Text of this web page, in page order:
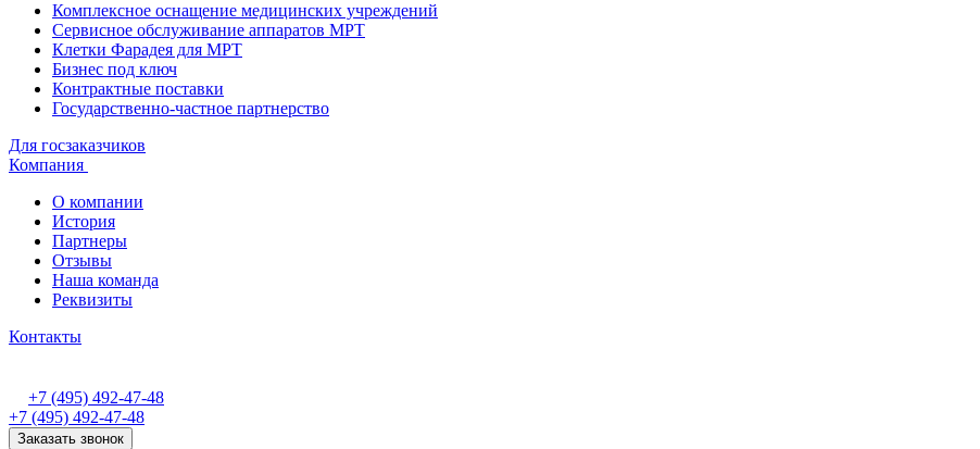
Комплексное оснащение медицинских учреждений
Сервисное обслуживание аппаратов МРТ
Клетки Фарадея для МРТ
Бизнес под ключ
Контрактные поставки
Государственно-частное партнерство
Для госзаказчиков
Компания
О компании
История
Партнеры
Отзывы
Наша команда
Реквизиты
Контакты
+7 (495) 492-47-48
+7 (495) 492-47-48
Заказать звонок